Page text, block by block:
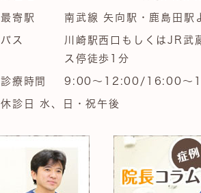
最寄駅 南武線 矢向駅・鹿島田駅
バス
川崎駅西口もしくはJR武
ス停徒歩1分
診療時間 9:00～12:00/16:00～
休診日 水、日・祝午後